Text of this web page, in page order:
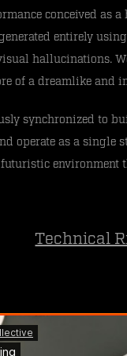
conceived as
entirely
hallucinations.
of a dreamlike and
synchronized to
operate as a single
environment
Technical